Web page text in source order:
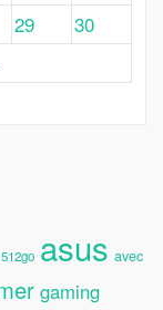
29 30
512go asus avec
gaming